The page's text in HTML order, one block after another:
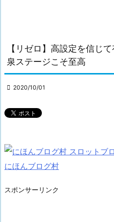
【リゼロ】高設定を信じ
泉ステージこそ至高
 2020/10/01
にほんブログ村
スポンサーリンク